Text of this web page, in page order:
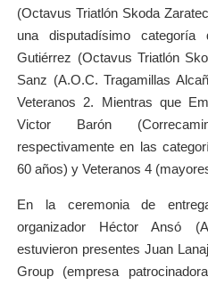
(Octavus Triatlón Skoda
una disputadísimo
Gutiérrez (Octavus Triatlón
Sanz (A.O.C. Tragamillas
Veteranos 2. Mientras que
Victor Barón
respectivamente en las
60 años) y Veteranos 4
En la ceremonia de
organizador Héctor Ansó
estuvieron presentes Juan
Group (empresa